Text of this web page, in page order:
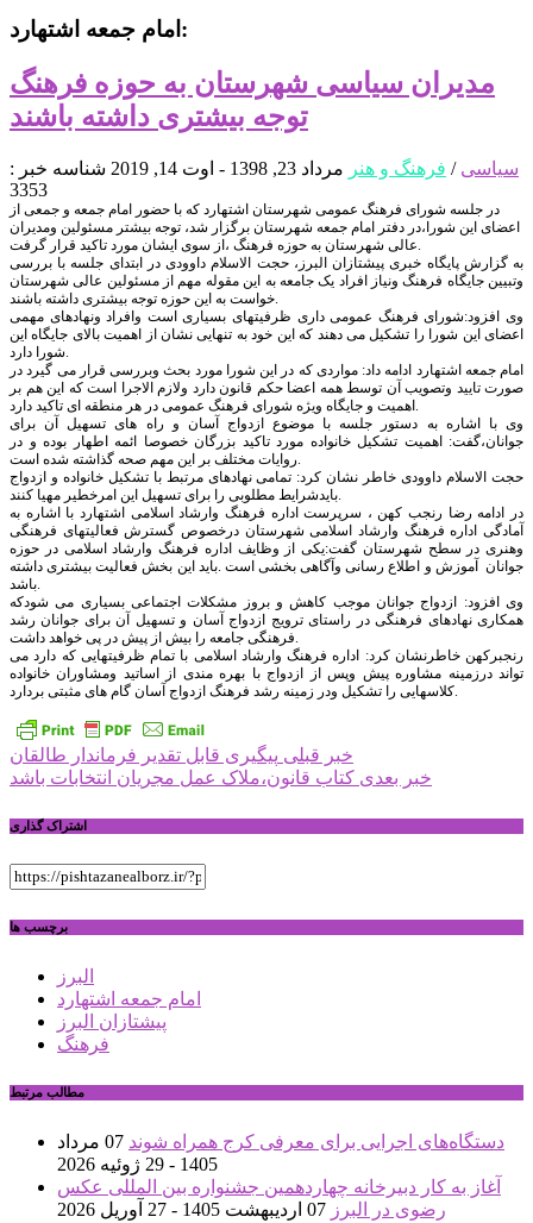
امام جمعه اشتهارد:
مدیران سیاسی شهرستان به حوزه فرهنگ
توجه بیشتری داشته باشند
سیاسی / فرهنگ و هنر مرداد 23, 1398 - اوت 14, 2019
شناسه خبر :
3353
در جلسه شورای فرهنگ عمومی شهرستان اشتهارد که با حضور امام جمعه و جمعی از
اعضای این شورا،در دفتر امام جمعه شهرستان برگزار شد، توجه بیشتر مسئولین ومدیران
عالی شهرستان به حوزه فرهنگ ،از سوی ایشان مورد تاکید قرار گرفت.
به گزارش پایگاه خبری پیشتازان البرز، حجت الاسلام داوودی در ابتدای جلسه با بررسی
وتبیین جایگاه فرهنگ ونیاز افراد یک جامعه به این مقوله مهم از مسئولین عالی شهرستان
خواست به این حوزه توجه بیشتری داشته باشند.
وی افزود:شورای فرهنگ عمومی داری ظرفیتهای بسیاری است وافراد ونهادهای مهمی
اعضای این شورا را تشکیل می دهند که این خود به تنهایی نشان از اهمیت بالای جایگاه این
شورا دارد.
امام جمعه اشتهارد ادامه داد: مواردی که در این شورا مورد بحث وبررسی قرار می گیرد در
صورت تایید وتصویب آن توسط همه اعضا حکم قانون دارد ولازم الاجرا است که این هم بر
اهمیت و جایگاه ویژه شورای فرهنگ عمومی در هر منطقه ای تاکید دارد.
وی با اشاره به دستور جلسه با موضوع ازدواج آسان و راه های تسهیل آن برای
جوانان،گفت: اهمیت تشکیل خانواده مورد تاکید بزرگان خصوصا ائمه اطهار بوده و در
روایات مختلف بر این مهم صحه گذاشته شده است.
حجت الاسلام داوودی خاطر نشان کرد: تمامی نهادهای مرتبط با تشکیل خانواده و ازدواج
بایدشرایط مطلوبی را برای تسهیل این امرخطیر مهیا کنند.
در ادامه رضا رنجب کهن ، سرپرست اداره فرهنگ وارشاد اسلامی اشتهارد با اشاره به
آمادگی اداره فرهنگ وارشاد اسلامی شهرستان درخصوص گسترش فعالیتهای فرهنگی
وهنری در سطح شهرستان گفت:یکی از وظایف اداره فرهنگ وارشاد اسلامی در حوزه
جوانان آموزش و اطلاع رسانی وآگاهی بخشی است .باید این بخش فعالیت بیشتری داشته
باشد.
وی افزود: ازدواج جوانان موجب کاهش و بروز مشکلات اجتماعی بسیاری می شودکه
همکاری نهادهای فرهنگی در راستای ترویج ازدواج آسان و تسهیل آن برای جوانان رشد
فرهنگی جامعه را بیش از پیش در پی خواهد داشت.
رنجبرکهن خاطرنشان کرد: اداره فرهنگ وارشاد اسلامی با تمام ظرفیتهایی که دارد می
تواند درزمینه مشاوره پیش وپس از ازدواج با بهره مندی از اساتید ومشاوران خانواده
کلاسهایی را تشکیل ودر زمینه رشد فرهنگ ازدواج آسان گام های مثبتی بردارد.
راهبری
نوشته
خبر قبلی پیگیری قابل تقدیر فرماندار طالقان
خبر بعدی کتاب قانون،ملاک عمل مجریان انتخابات باشد
اشتراک گذاری
برچسب ها
البرز
امام جمعه اشتهارد
پیشتازان البرز
فرهنگ
مطالب مرتبط
دستگاه‌های اجرایی برای معرفی کرج همراه شوند
07 مرداد
1405 - 29 ژوئیه 2026
آغاز به کار دبیرخانه چهاردهمین جشنواره بین المللی عکس
رضوی در البرز 07 اردیبهشت 1405 - 27 آوریل 2026